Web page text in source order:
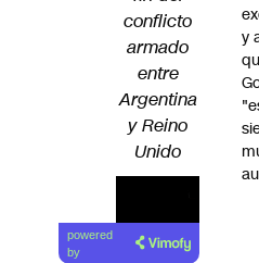
conflicto
armado
entre
Argentina
y Reino
Unido
powered
by
y